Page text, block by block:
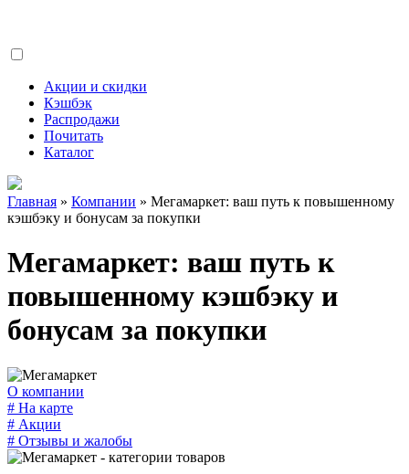
Акции и скидки
Кэшбэк
Распродажи
Почитать
Каталог
Главная » Компании » Мегамаркет: ваш путь к повышенному
кэшбэку и бонусам за покупки
Мегамаркет: ваш путь к
повышенному кэшбэку и
бонусам за покупки
О компании
# На карте
# Акции
# Отзывы и жалобы